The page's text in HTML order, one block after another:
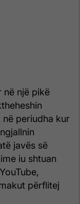
në një pikë
në periudha kur
javës së
iu shtuan
përflitej